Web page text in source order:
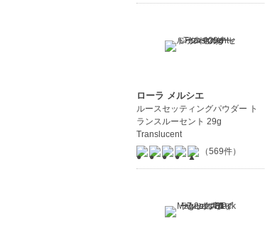
ローラ メルシエ
ルースセッティングパウダー ト
ランスルーセント 29g
Translucent
（569件）